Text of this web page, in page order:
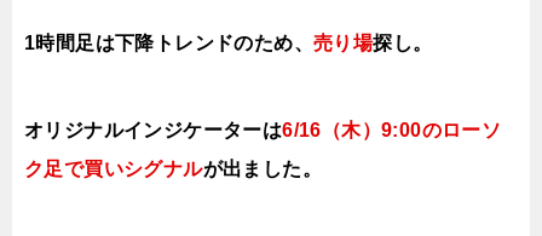
1時間足は下降トレンドのため、売り場探し。
オリジナルインジケーターは6/16（木）9:00のローソ
ク足で買いシグナルが出ました。